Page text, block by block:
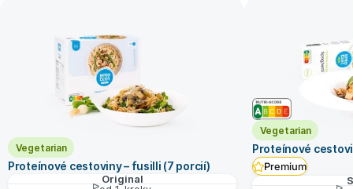
Vegetarian
Proteínové cestoviny – fusilli (7 porcií)
Original
Vegetarian
Proteínové
Premium